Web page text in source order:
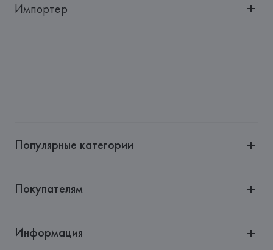
Импортер
Страна происхождения товара:
Популярные категории
Покупателям
Информация